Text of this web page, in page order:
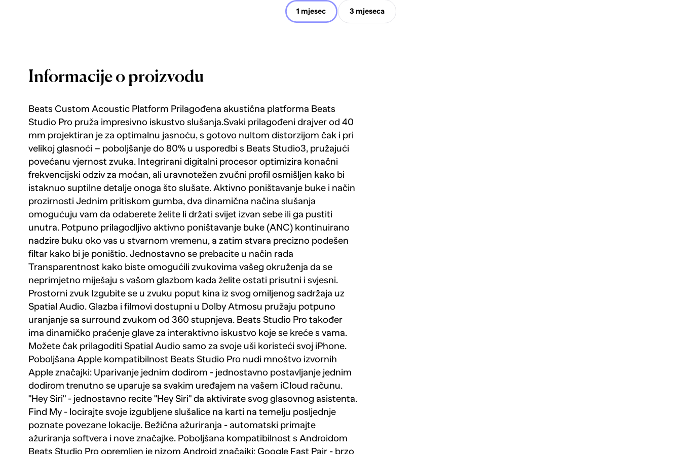
1 mjesec 3 mjeseca
Informacije o proizvodu
Beats Custom Acoustic Platform Prilagođena akustična platforma Beats
Studio Pro pruža impresivno iskustvo slušanja.Svaki prilagođeni drajver od 40
mm projektiran je za optimalnu jasnoću, s gotovo nultom distorzijom čak i pri
velikoj glasnoći – poboljšanje do 80% u usporedbi s Beats Studio3, pružajući
povećanu vjernost zvuka. Integrirani digitalni procesor optimizira konačni
frekvencijski odziv za moćan, ali uravnotežen zvučni profil osmišljen kako bi
istaknuo suptilne detalje onoga što slušate. Aktivno poništavanje buke i način
prozirnosti Jednim pritiskom gumba, dva dinamična načina slušanja
omogućuju vam da odaberete želite li držati svijet izvan sebe ili ga pustiti
unutra. Potpuno prilagodljivo aktivno poništavanje buke (ANC) kontinuirano
nadzire buku oko vas u stvarnom vremenu, a zatim stvara precizno podešen
filtar kako bi je poništio. Jednostavno se prebacite u način rada
Transparentnost kako biste omogućili zvukovima vašeg okruženja da se
neprimjetno miješaju s vašom glazbom kada želite ostati prisutni i svjesni.
Prostorni zvuk Izgubite se u zvuku poput kina iz svog omiljenog sadržaja uz
Spatial Audio. Glazba i filmovi dostupni u Dolby Atmosu pružaju potpuno
uranjanje sa surround zvukom od 360 stupnjeva. Beats Studio Pro također
ima dinamičko praćenje glave za interaktivno iskustvo koje se kreće s vama.
Možete čak prilagoditi Spatial Audio samo za svoje uši koristeći svoj iPhone.
Poboljšana Apple kompatibilnost Beats Studio Pro nudi mnoštvo izvornih
Apple značajki: Uparivanje jednim dodirom - jednostavno postavljanje jednim
dodirom trenutno se uparuje sa svakim uređajem na vašem iCloud računu.
"Hey Siri" - jednostavno recite "Hey Siri" da aktivirate svog glasovnog asistenta.
Find My - locirajte svoje izgubljene slušalice na karti na temelju posljednje
poznate povezane lokacije. Bežična ažuriranja - automatski primajte
ažuriranja softvera i nove značajke. Poboljšana kompatibilnost s Androidom
Beats Studio Pro opremljen je nizom Android značajki: Google Fast Pair - brzo